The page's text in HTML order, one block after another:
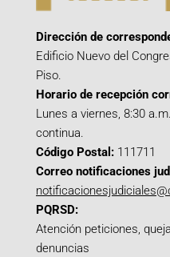
Dirección de
Edificio Nuevo del
Piso.
Horario de recepción
Lunes a viernes, 8:30
continua.
Código Postal: 111711
Correo notificaciones
PQRSD:
Atención peticiones,
denuncias